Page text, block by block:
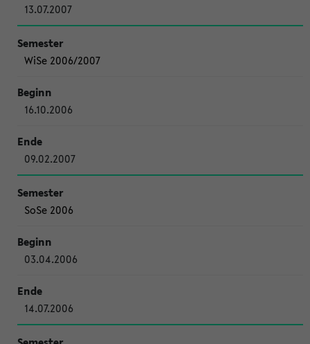
13.07.2007
WiSe 2006/2007
16.10.2006
09.02.2007
SoSe 2006
03.04.2006
14.07.2006